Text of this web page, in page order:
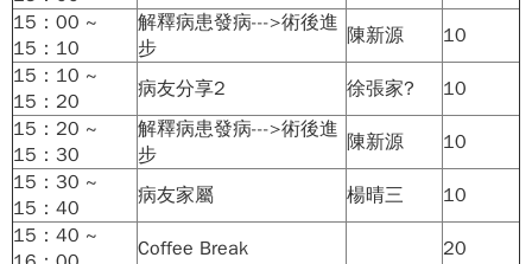
15：00 ~
15：10
解釋病患發病--->術後進
步
陳新源
10
15：10 ~
15：20
病友分享2 徐張家?
10
15：20 ~
15：30
解釋病患發病--->術後進
步
陳新源
10
15：30 ~
15：40
病友家屬 楊晴三
10
15：40 ~
Coffee Break 20